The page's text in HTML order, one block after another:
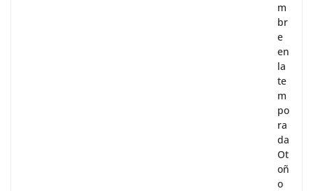
m
br
e
en
la
te
m
po
ra
da
Ot
oñ
o